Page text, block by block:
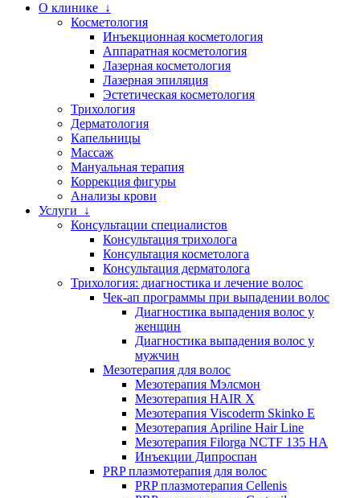
О клинике ↓
Косметология
Инъекционная косметология
Аппаратная косметология
Лазерная косметология
Лазерная эпиляция
Эстетическая косметология
Трихология
Дерматология
Капельницы
Массаж
Мануальная терапия
Коррекция фигуры
Анализы крови
Услуги ↓
Консультации специалистов
Консультация трихолога
Консультация косметолога
Консультация дерматолога
Трихология: диагностика и лечение волос
Чек-ап программы при выпадении волос
Диагностика выпадения волос у
женщин
Диагностика выпадения волос у
мужчин
Мезотерапия для волос
Мезотерапия Мэлсмон
Мезотерапия HAIR X
Мезотерапия Viscoderm Skinko E
Мезотерапия Apriline Hair Line
Мезотерапия Filorga NCTF 135 HA
Инъекции Дипроспан
PRP плазмотерапия для волос
PRP плазмотерапия Cellenis